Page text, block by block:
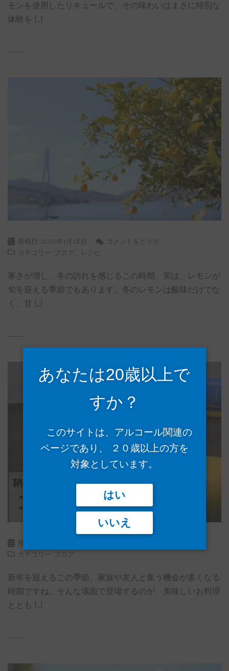
モンを使用したリキュールで、その味わいはまさに特別な
体験を […]
投稿日: 2025年1月18日
コメントをどうぞ
カテゴリー:
ブログ レシピ
寒さが増し、冬の訪れを感じるこの時期。実は、レモンが
旬を迎える季節でもあります。冬のレモンは酸味だけでな
く、甘 […]
投稿日:
カテゴリー: ブログ
新年を迎えるこの季節、家族や友人と集う機会が多くなる
時期ですね。そんな場面で登場するのが、美味しいお料理
ととも […]
あなたは20歳以上で
すか？
このサイトは、アルコール関連の
ページであり、 ２０歳以上の方を
対象としています。
はい
いいえ